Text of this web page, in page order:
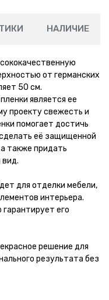
НАЛИЧИЕ
от германских
50 см.
является ее
проекту свежесть и
помогает достичь
её защищенной
также придать
для отделки мебели,
интерьера.
его
решение для
результата без